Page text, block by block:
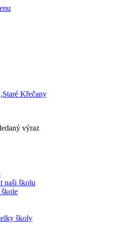
Staré Křečany
výraz
naši školu
škole
školy